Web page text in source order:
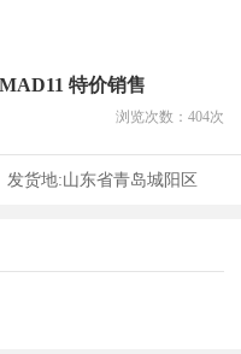
特价销售
浏览次数： 404次
发货地:山东省青岛城阳区